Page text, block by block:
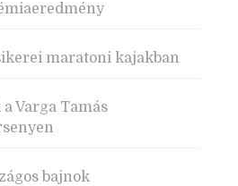
maratoni kajakban
Varga Tamás
bajnok